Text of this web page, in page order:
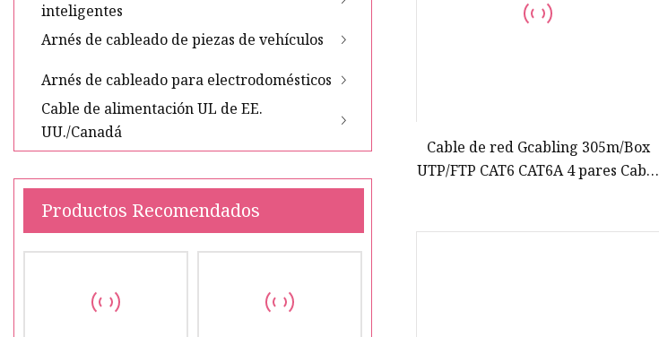
inteligentes
Arnés de cableado de piezas de vehículos
Arnés de cableado para electrodomésticos
Cable de alimentación UL de EE.
UU./Canadá
Productos Recomendados
Cable de red Gcabling 305m/Box
UTP/FTP CAT6 CAT6A 4 pares Cable